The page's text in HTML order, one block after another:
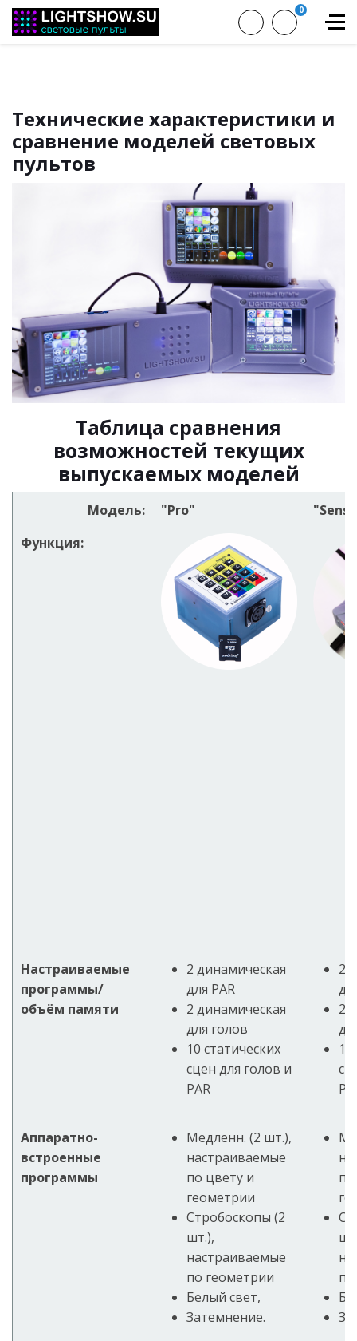
0
Технические характеристики и
сравнение моделей световых
пультов
Таблица сравнения
возможностей текущих
выпускаемых моделей
Модель:
Функция:
"Pro"
Настраиваемые
программы/
объём памяти
2 динамическая
для PAR
2 динамическая
для голов
10 статических
сцен для голов и
PAR
2
2
Аппаратно-
встроенные
программы
Медленн. (2 шт.),
настраиваемые
по цвету и
геометрии
Стробоскопы (2
шт.),
настраиваемые
по геометрии
Белый свет,
Затемнение.